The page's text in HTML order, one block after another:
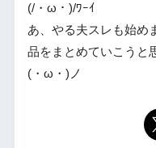
(/・ω・)/ﾜｰｲ
あ、やる夫スレも始め
品をまとめていこうと
(・ω・)ノ